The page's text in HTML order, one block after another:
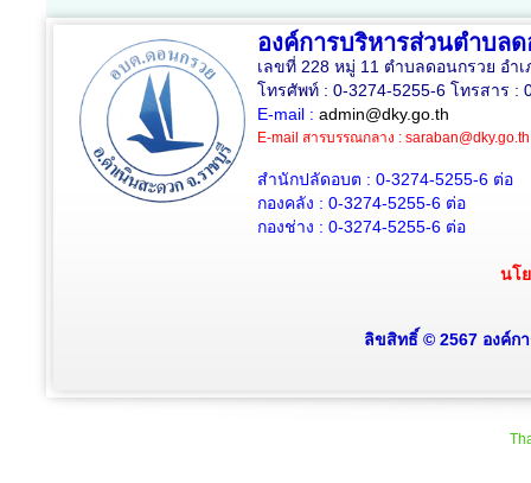
องค์การบริหารส่วนตำบล
เลขที่ 228 หมู่ 11 ตำบลดอนกรวย อำ
โทรศัพท์ : 0-3274-5255-6 โทรสาร :
E-mail : admin@dky.go.th
E-mail สารบรรณกลาง : saraban@dky.go.th
สำนักปลัดอบต : 0-3274-5255-6ต่อ
กองคลัง : 0-3274-5255-6ต่อ
กองช่าง : 0-3274-5255-6ต่อ
นโ
ลิขสิทธิ์ © 2567 องค์ก